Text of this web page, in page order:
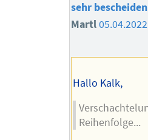
sehr bescheiden
Martl
Hallo Kalk,
Reihenfolge...